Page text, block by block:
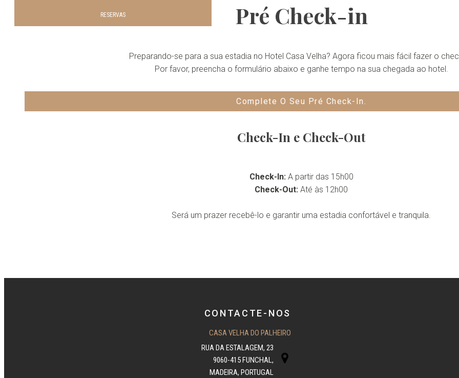
RESERVAS Pré Check-in
Preparando-se para a sua estadia no Hotel Casa Velha? Agora ficou mais fácil fazer o
Por favor, preencha o formulário abaixo e ganhe tempo na sua chegada ao hotel.
Complete O Seu Pré Check-In.
Check-In e Check-Out
Check-In: A partir das 15h00
Check-Out: Até às 12h00
Será um prazer recebê-lo e garantir uma estadia confortável e tranquila.
CONTACTE-NOS
CASA VELHA DO PALHEIRO
RUA DA ESTALAGEM, 23
9060-415 FUNCHAL,
MADEIRA, PORTUGAL